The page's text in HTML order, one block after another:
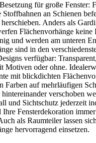
für große Fenster:
Stoffbahnen an Schienen
Anders als
Flächenvorhänge keine
und werden am unteren
sind in den
verfügbar:
Motiven oder ohne.
mit blickdichten
Farben auf mehrläufigen
verschoben
und Sichtschutz jederzeit
Ihre Fensterdekoration
als Raumteiler lassen sich
hervorragend einsetzen.